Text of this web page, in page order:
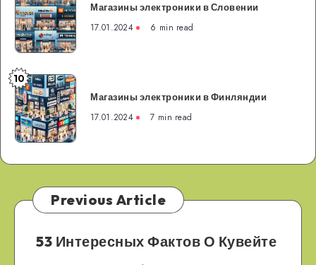
электроники
в
Словении
Магазины электроники в Словении
17.01.2024 6 min read
Магазины
электроники
в
Финляндии
10
Магазины электроники в Финляндии
17.01.2024 7 min read
Previous Article
53 Интересных Фактов О Кувейте